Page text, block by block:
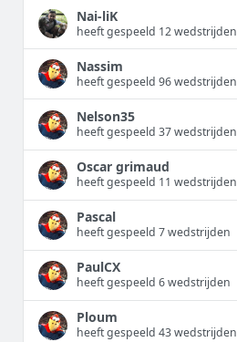
Nai-liK
heeft gespeeld 12 wedstrijden
Nassim
heeft gespeeld 96 wedstrijden
Nelson35
heeft gespeeld 37 wedstrijden
Oscar grimaud
heeft gespeeld 11 wedstrijden
Pascal
heeft gespeeld 7 wedstrijden
PaulCX
heeft gespeeld 6 wedstrijden
Ploum
heeft gespeeld 43 wedstrijden